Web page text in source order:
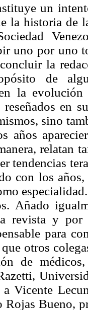
un
la historia de
uno por uno
la
de
la
reseñados en
sino
años
relatan
tendencias
con los
Añado
revista y
para
otros
de
Vicente
Bueno,